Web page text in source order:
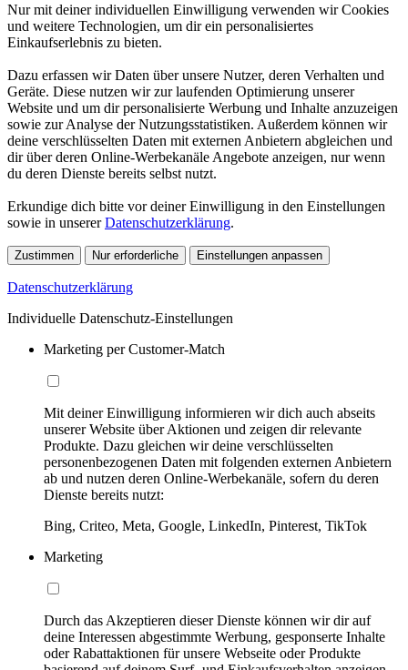
Nur mit deiner individuellen Einwilligung verwenden wir Cookies
und weitere Technologien, um dir ein personalisiertes
Einkaufserlebnis zu bieten.
Dazu erfassen wir Daten über unsere Nutzer, deren Verhalten und
Geräte. Diese nutzen wir zur laufenden Optimierung unserer
Website und um dir personalisierte Werbung und Inhalte anzuzeigen
sowie zur Analyse der Nutzungsstatistiken. Außerdem können wir
deine verschlüsselten Daten mit externen Anbietern abgleichen und
dir über deren Online-Werbekanäle Angebote anzeigen, nur wenn
du deren Dienste bereits selbst nutzt.
Erkundige dich bitte vor deiner Einwilligung in den Einstellungen
sowie in unsererDatenschutzerklärung.
Zustimmen Nur erforderliche Einstellungen anpassen
Datenschutzerklärung
Individuelle Datenschutz-Einstellungen
Marketing per Customer-Match
Mit deiner Einwilligung informieren wir dich auch abseits
unserer Website über Aktionen und zeigen dir relevante
Produkte. Dazu gleichen wir deine verschlüsselten
personenbezogenen Daten mit folgenden externen Anbietern
ab und nutzen deren Online-Werbekanäle, sofern du deren
Dienste bereits nutzt:
Bing, Criteo, Meta, Google, LinkedIn, Pinterest, TikTok
Marketing
Durch das Akzeptieren dieser Dienste können wir dir auf
deine Interessen abgestimmte Werbung, gesponserte Inhalte
oder Rabattaktionen für unsere Webseite oder Produkte